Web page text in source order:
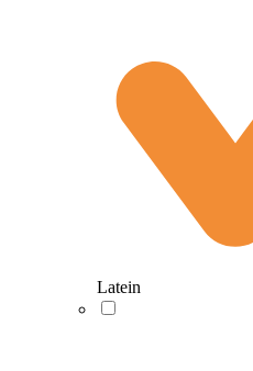
Latein